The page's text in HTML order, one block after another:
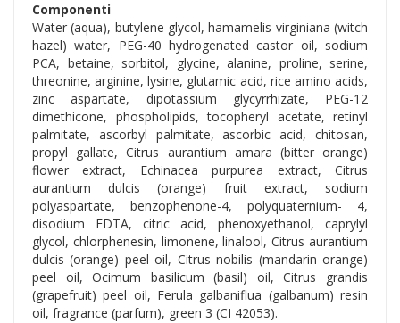
Componenti
Water (aqua), butylene glycol, hamamelis virginiana (witch
hazel) water, PEG-40 hydrogenated castor oil, sodium
PCA, betaine, sorbitol, glycine, alanine, proline, serine,
threonine, arginine, lysine, glutamic acid, rice amino acids,
zinc aspartate, dipotassium glycyrrhizate, PEG-12
dimethicone, phospholipids, tocopheryl acetate, retinyl
palmitate, ascorbyl palmitate, ascorbic acid, chitosan,
propyl gallate, Citrus aurantium amara (bitter orange)
flower extract, Echinacea purpurea extract, Citrus
aurantium dulcis (orange) fruit extract, sodium
polyaspartate, benzophenone-4, polyquaternium- 4,
disodium EDTA, citric acid, phenoxyethanol, caprylyl
glycol, chlorphenesin, limonene, linalool, Citrus aurantium
dulcis (orange) peel oil, Citrus nobilis (mandarin orange)
peel oil, Ocimum basilicum (basil) oil, Citrus grandis
(grapefruit) peel oil, Ferula galbaniflua (galbanum) resin
oil, fragrance (parfum), green 3 (CI 42053).